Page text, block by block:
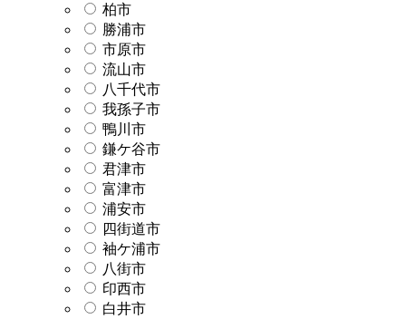
柏市
勝浦市
市原市
流山市
八千代市
我孫子市
鴨川市
鎌ケ谷市
君津市
富津市
浦安市
四街道市
袖ケ浦市
八街市
印西市
白井市